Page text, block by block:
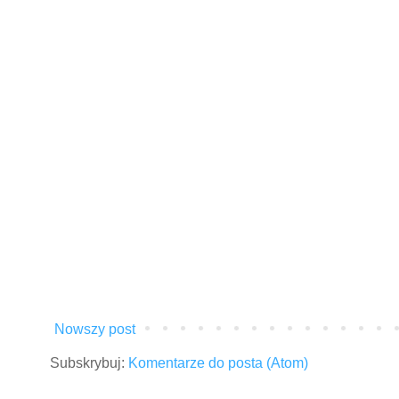
Nowszy post
Subskrybuj: Komentarze do posta (Atom)